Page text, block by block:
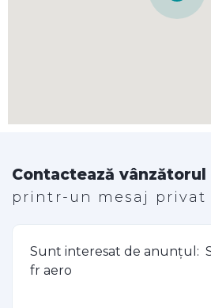
Contactează vânzătorul
printr-un mesaj privat